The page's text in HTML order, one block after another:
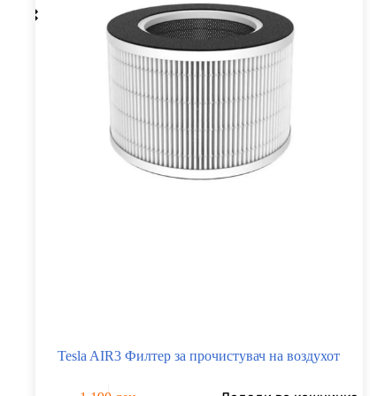
Tesla AIR3 Филтер за прочистувач на воздухот